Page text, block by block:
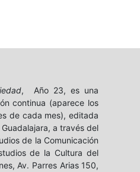
Cabezas
of Cards:
de la
mujeres
Vilela
de
, Año 23, es una
continua (aparece los
de cada mes), editada
a través del
de la Comunicación
de la Cultura del
Av. Parres Arias 150,